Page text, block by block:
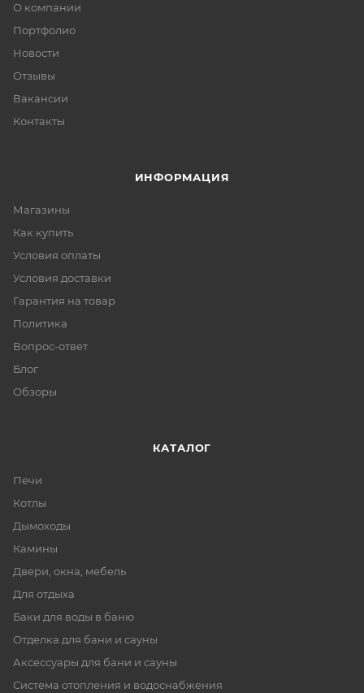
О компании
Портфолио
Новости
Отзывы
Вакансии
Контакты
ИНФОРМАЦИЯ
Магазины
Как купить
Условия оплаты
Условия доставки
Гарантия на товар
Политика
Вопрос-ответ
Блог
Обзоры
КАТАЛОГ
Печи
Котлы
Дымоходы
Камины
Двери, окна, мебель
Для отдыха
Баки для воды в баню
Отделка для бани и сауны
Аксессуары для бани и сауны
Система отопления и водоснабжения